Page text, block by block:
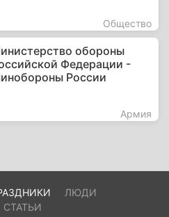
Общество
обороны
Федерации -
России
Армия
ЛЮДИ
СТАТЬИ